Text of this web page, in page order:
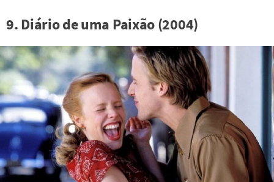
9. Diário de uma Paixão (2004)